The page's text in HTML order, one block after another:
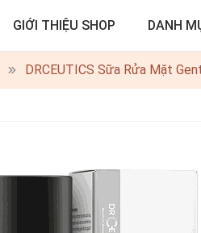
GIỚI THIỆU SHOP DANH
DRCEUTICS Sữa Rửa Mặt